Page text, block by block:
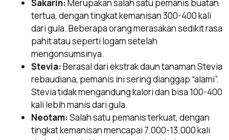
Sakarin:Merupakan salah satu pemanis buatan
tertua, dengan tingkat kemanisan 300-400 kali
dari gula. Beberapa orang merasakan sedikit rasa
pahit atau seperti logam setelah
mengonsumsinya.
Stevia:Berasal dari ekstrak daun tanaman Stevia
rebaudiana, pemanis ini sering dianggap “alami”.
Stevia tidak mengandung kalori dan bisa 100-400
kali lebih manis dari gula.
Neotam:Salah satu pemanis terkuat, dengan
tingkat kemanisan mencapai 7.000-13.000 kali